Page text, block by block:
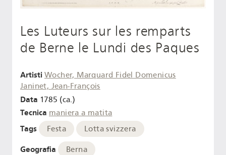
Les Luteurs sur les remparts
de Berne le Lundi des Paques
Artisti Wocher, Marquard Fidel Domenicus
Janinet, Jean-François
Data 1785 (ca.)
Tecnica maniera a matita
Tags Festa Lotta svizzera
Geografia Berna